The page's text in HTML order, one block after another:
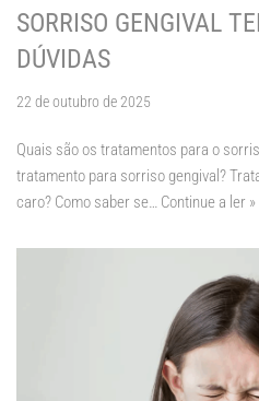
SORRISO GENGIVAL
DÚVIDAS
22 de outubro de 2025
Quais são os tratamentos para o
tratamento para sorriso gengival?
caro? Como saber se… Continue a ler »